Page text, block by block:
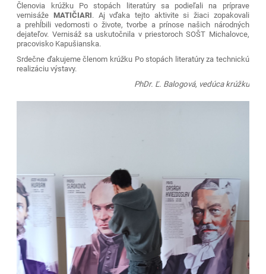
Členovia krúžku Po stopách literatúry sa podieľali na príprave
vernisáže MATIČIARI. Aj vďaka tejto aktivite si žiaci zopakovali
a prehĺbili vedomosti o živote, tvorbe a prínose našich národných
dejateľov. Vernisáž sa uskutočnila v priestoroch SOŠT Michalovce,
pracovisko Kapušianska.
Srdečne ďakujeme členom krúžku Po stopách literatúry za technickú
realizáciu výstavy.
PhDr. Ľ. Balogová, vedúca krúžku